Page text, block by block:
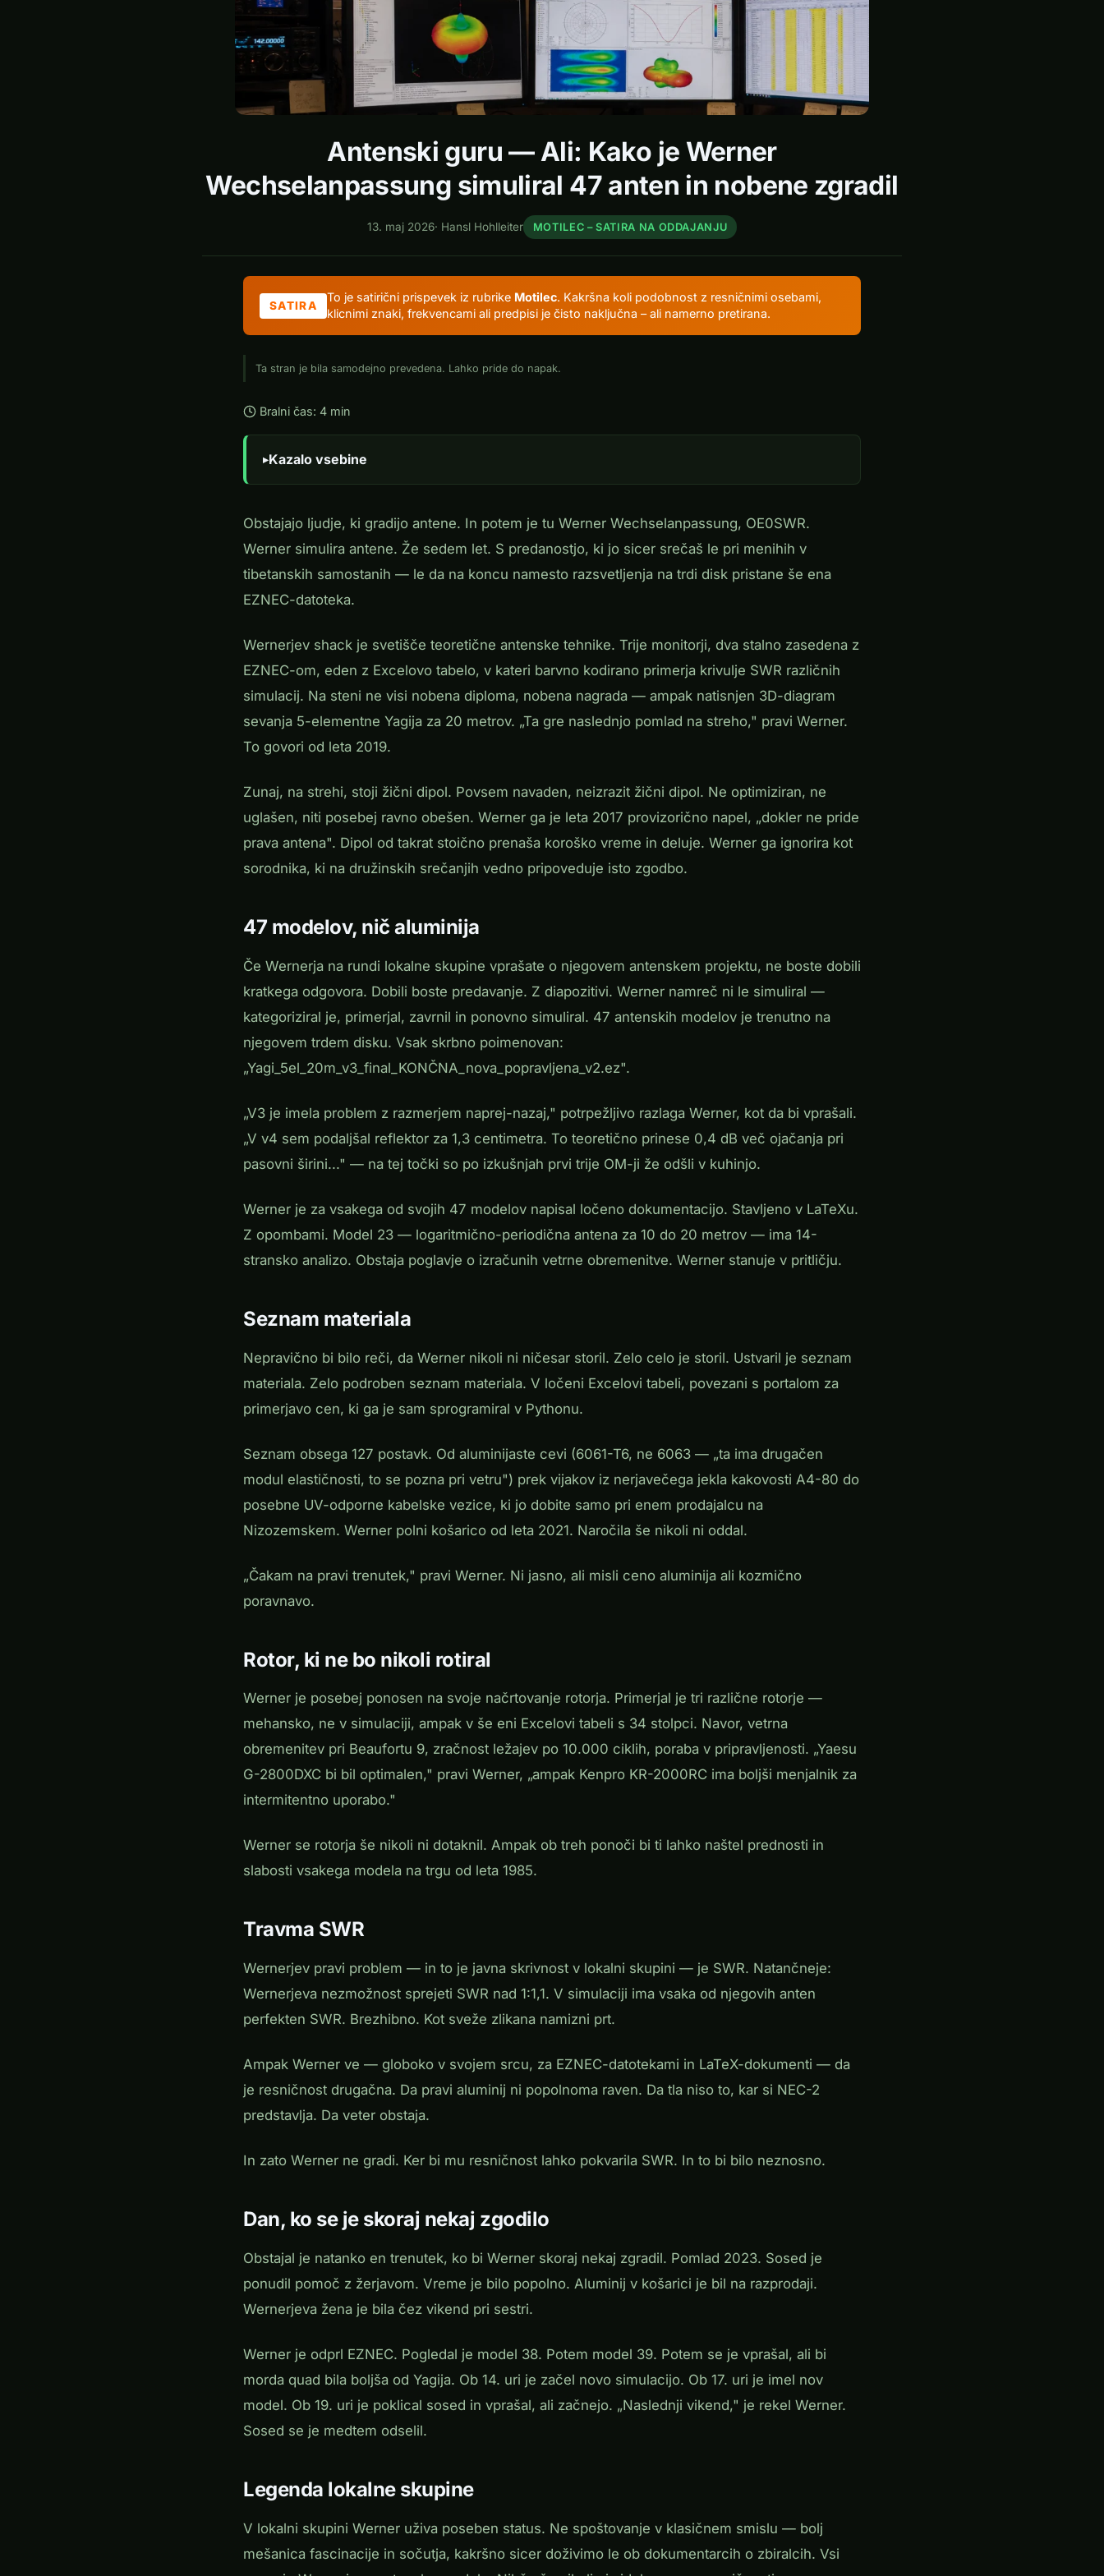
Antenski guru — Ali: Kako je Werner
Wechselanpassung simuliral 47 anten in nobene zgradil
13. maj 2026· Hansl Hohlleiter MOTILEC – SATIRA NA ODDAJANJU
SATIRA
To je satirični prispevek iz rubrike Motilec. Kakršna koli podobnost z resničnimi osebami,
klicnimi znaki, frekvencami ali predpisi je čisto naključna – ali namerno pretirana.
Ta stran je bila samodejno prevedena. Lahko pride do napak.
Bralni čas: 4 min
Kazalo vsebine
Obstajajo ljudje, ki gradijo antene. In potem je tu Werner Wechselanpassung, OE0SWR.
Werner simulira antene. Že sedem let. S predanostjo, ki jo sicer srečaš le pri menihih v
tibetanskih samostanih — le da na koncu namesto razsvetljenja na trdi disk pristane še ena
EZNEC-datoteka.
Wernerjev shack je svetišče teoretične antenske tehnike. Trije monitorji, dva stalno zasedena z
EZNEC-om, eden z Excelovo tabelo, v kateri barvno kodirano primerja krivulje SWR različnih
simulacij. Na steni ne visi nobena diploma, nobena nagrada — ampak natisnjen 3D-diagram
sevanja 5-elementne Yagija za 20 metrov. „Ta gre naslednjo pomlad na streho," pravi Werner.
To govori od leta 2019.
Zunaj, na strehi, stoji žični dipol. Povsem navaden, neizrazit žični dipol. Ne optimiziran, ne
uglašen, niti posebej ravno obešen. Werner ga je leta 2017 provizorično napel, „dokler ne pride
prava antena". Dipol od takrat stoično prenaša koroško vreme in deluje. Werner ga ignorira kot
sorodnika, ki na družinskih srečanjih vedno pripoveduje isto zgodbo.
47 modelov, nič aluminija
Če Wernerja na rundi lokalne skupine vprašate o njegovem antenskem projektu, ne boste dobili
kratkega odgovora. Dobili boste predavanje. Z diapozitivi. Werner namreč ni le simuliral —
kategoriziral je, primerjal, zavrnil in ponovno simuliral. 47 antenskih modelov je trenutno na
njegovem trdem disku. Vsak skrbno poimenovan:
„Yagi_5el_20m_v3_final_KONČNA_nova_popravljena_v2.ez".
„V3 je imela problem z razmerjem naprej-nazaj," potrpežljivo razlaga Werner, kot da bi vprašali.
„V v4 sem podaljšal reflektor za 1,3 centimetra. To teoretično prinese 0,4 dB več ojačanja pri
pasovni širini..." — na tej točki so po izkušnjah prvi trije OM-ji že odšli v kuhinjo.
Werner je za vsakega od svojih 47 modelov napisal ločeno dokumentacijo. Stavljeno v LaTeXu.
Z opombami. Model 23 — logaritmično-periodična antena za 10 do 20 metrov — ima 14-
stransko analizo. Obstaja poglavje o izračunih vetrne obremenitve. Werner stanuje v pritličju.
Seznam materiala
Nepravično bi bilo reči, da Werner nikoli ni ničesar storil. Zelo celo je storil. Ustvaril je seznam
materiala. Zelo podroben seznam materiala. V ločeni Excelovi tabeli, povezani s portalom za
primerjavo cen, ki ga je sam sprogramiral v Pythonu.
Seznam obsega 127 postavk. Od aluminijaste cevi (6061-T6, ne 6063 — „ta ima drugačen
modul elastičnosti, to se pozna pri vetru") prek vijakov iz nerjavečega jekla kakovosti A4-80 do
posebne UV-odporne kabelske vezice, ki jo dobite samo pri enem prodajalcu na
Nizozemskem. Werner polni košarico od leta 2021. Naročila še nikoli ni oddal.
„Čakam na pravi trenutek," pravi Werner. Ni jasno, ali misli ceno aluminija ali kozmično
poravnavo.
Rotor, ki ne bo nikoli rotiral
Werner je posebej ponosen na svoje načrtovanje rotorja. Primerjal je tri različne rotorje —
mehansko, ne v simulaciji, ampak v še eni Excelovi tabeli s 34 stolpci. Navor, vetrna
obremenitev pri Beaufortu 9, zračnost ležajev po 10.000 ciklih, poraba v pripravljenosti. „Yaesu
G-2800DXC bi bil optimalen," pravi Werner, „ampak Kenpro KR-2000RC ima boljši menjalnik za
intermitentno uporabo."
Werner se rotorja še nikoli ni dotaknil. Ampak ob treh ponoči bi ti lahko naštel prednosti in
slabosti vsakega modela na trgu od leta 1985.
Travma SWR
Wernerjev pravi problem — in to je javna skrivnost v lokalni skupini — je SWR. Natančneje:
Wernerjeva nezmožnost sprejeti SWR nad 1:1,1. V simulaciji ima vsaka od njegovih anten
perfekten SWR. Brezhibno. Kot sveže zlikana namizni prt.
Ampak Werner ve — globoko v svojem srcu, za EZNEC-datotekami in LaTeX-dokumenti — da
je resničnost drugačna. Da pravi aluminij ni popolnoma raven. Da tla niso to, kar si NEC-2
predstavlja. Da veter obstaja.
In zato Werner ne gradi. Ker bi mu resničnost lahko pokvarila SWR. In to bi bilo neznosno.
Dan, ko se je skoraj nekaj zgodilo
Obstajal je natanko en trenutek, ko bi Werner skoraj nekaj zgradil. Pomlad 2023. Sosed je
ponudil pomoč z žerjavom. Vreme je bilo popolno. Aluminij v košarici je bil na razprodaji.
Wernerjeva žena je bila čez vikend pri sestri.
Werner je odprl EZNEC. Pogledal je model 38. Potem model 39. Potem se je vprašal, ali bi
morda quad bila boljša od Yagija. Ob 14. uri je začel novo simulacijo. Ob 17. uri je imel nov
model. Ob 19. uri je poklical sosed in vprašal, ali začnejo. „Naslednji vikend," je rekel Werner.
Sosed se je medtem odselil.
Legenda lokalne skupine
V lokalni skupini Werner uživa poseben status. Ne spoštovanje v klasičnem smislu — bolj
mešanica fascinacije in sočutja, kakršno sicer doživimo le ob dokumentarcih o zbiralcih. Vsi